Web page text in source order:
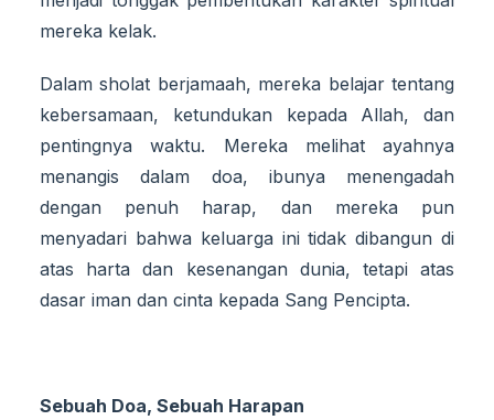
mereka kelak.
Dalam sholat berjamaah, mereka belajar tentang
kebersamaan, ketundukan kepada Allah, dan
pentingnya waktu. Mereka melihat ayahnya
menangis dalam doa, ibunya menengadah
dengan penuh harap, dan mereka pun
menyadari bahwa keluarga ini tidak dibangun di
atas harta dan kesenangan dunia, tetapi atas
dasar iman dan cinta kepada Sang Pencipta.
Sebuah Doa, Sebuah Harapan